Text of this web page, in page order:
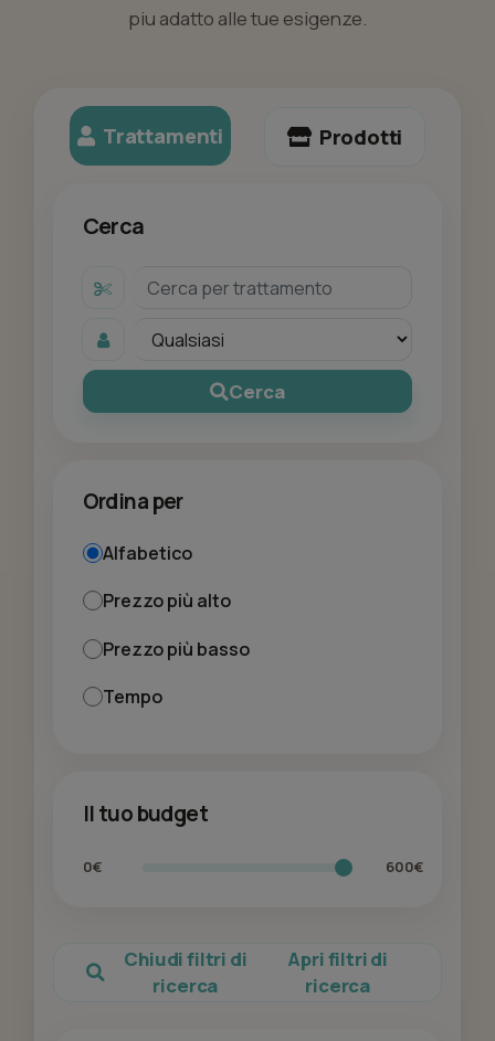
piu adatto alle tue esigenze.
Trattamenti Prodotti
Cerca
Cerca
Ordina per
Alfabetico
Prezzo più alto
Prezzo più basso
Tempo
Il tuo budget
0€ 600€
Chiudi filtri di
ricerca
Apri filtri di
ricerca